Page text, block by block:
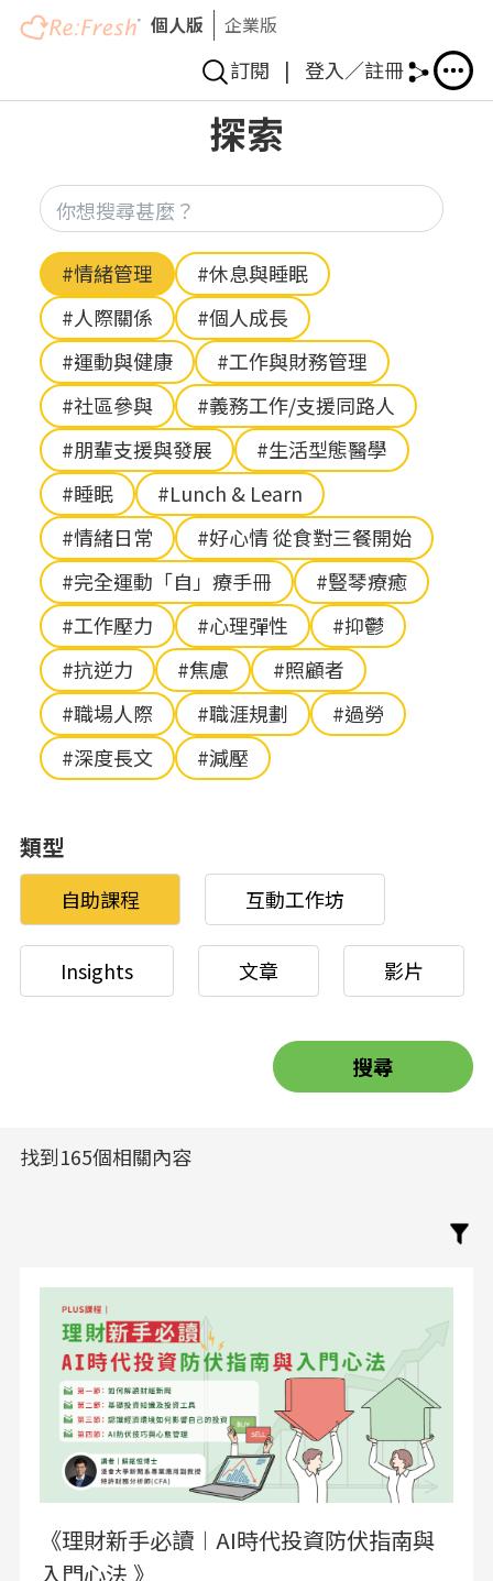
移
個人版 企業版
訂閱 | 登入／註冊
探索
Hashtag
#情緒管理
#休息與睡眠
#人際關係
#個人成長
#運動與健康
#工作與財務管理
#社區參與
#義務工作/支援同路人
#朋輩支援與發展
#生活型態醫學
#睡眠
#Lunch & Learn
#情緒日常
#好心情 從食對三餐開始
#完全運動「自」療手冊
#豎琴療癒
#工作壓力
#心理彈性
#抑鬱
#抗逆力
#焦慮
#照顧者
#職場人際
#職涯規劃
#過勞
#深度長文
#減壓
類型
自助課程 互動工作坊
Insights 文章 影片
找到165個相關內容
《理財新手必讀︱AI時代投資防伏指南與
入門心法 》